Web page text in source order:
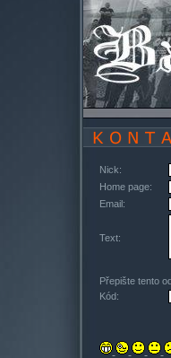
Nick:
Home page:
Email:
Text:
Přepište tento
Kód: